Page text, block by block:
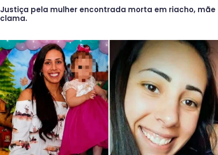
Justiça pela mulher encontrada morta em riacho, mãe
clama.